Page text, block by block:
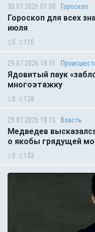
30.07.2026 01:00 Гороскоп
Гороскоп для всех
июля
0 110
29.07.2026 18:31
Ядовитый паук
многоэтажку
0 128
29.07.2026 18:15 Власть
Медведев
о якобы грядущей
0 132